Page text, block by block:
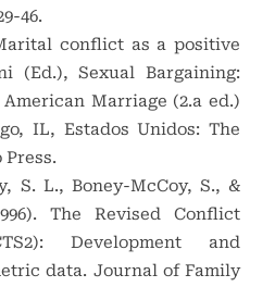
46.
conflict as a positive
(Ed.), Sexual Bargaining:
Marriage (2.a ed.)
IL, Estados Unidos: The
S. L., Boney-McCoy, S., &
The Revised Conflict
Development and
data. Journal of Family